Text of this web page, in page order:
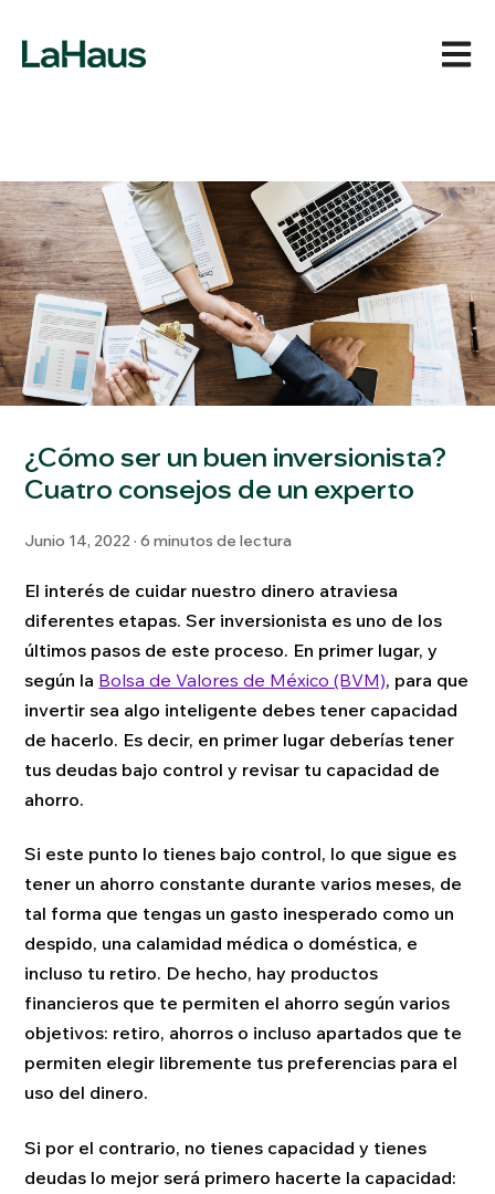
Abrir
¿Cómo ser un buen inversionista?
Cuatro consejos de un experto
Junio 14, 2022 · 6 minutos de lectura
El interés de cuidar nuestro dinero atraviesa
diferentes etapas. Ser inversionista es uno de los
últimos pasos de este proceso. En primer lugar, y
según la Bolsa de Valores de México (BVM), para que
invertir sea algo inteligente debes tener capacidad
de hacerlo. Es decir, en primer lugar deberías tener
tus deudas bajo control y revisar tu capacidad de
ahorro.
Si este punto lo tienes bajo control, lo que sigue es
tener un ahorro constante durante varios meses, de
tal forma que tengas un gasto inesperado como un
despido, una calamidad médica o doméstica, e
incluso tu retiro. De hecho, hay productos
financieros que te permiten el ahorro según varios
objetivos: retiro, ahorros o incluso apartados que te
permiten elegir libremente tus preferencias para el
uso del dinero.
Si por el contrario, no tienes capacidad y tienes
deudas lo mejor será primero hacerte la capacidad: